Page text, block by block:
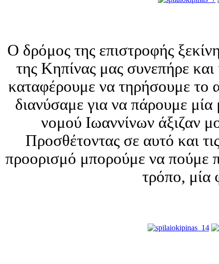
Ο δρόμος της επιστροφής
της Κηπίνας μας συνεπήρε
καταφέρουμε να τηρήσουμε το
διανύσαμε για να πάρουμε μία
νομού Ιωαννίνων άξιζαν
Προσθέτοντας σε αυτό και
προορισμό μπορούμε να πούμε
τρόπο, μία